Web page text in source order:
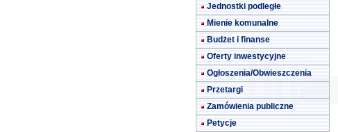
Jednostki podległe
Mienie komunalne
Budżet i finanse
Oferty inwestycyjne
Ogłoszenia/Obwieszczenia
Przetargi
Zamówienia publiczne
Petycje